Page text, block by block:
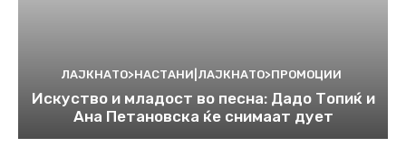
ЛАЈКНАТО>НАСТАНИ|ЛАЈКНАТО>ПРОМОЦИИ
Искуство и младост во песна: Дадо Топиќ и
Ана Петановска ќе снимаат дует